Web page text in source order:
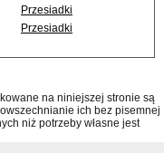
Przesiadki
Przesiadki
na niniejszej stronie są
ich bez pisemnej
niż potrzeby własne jest